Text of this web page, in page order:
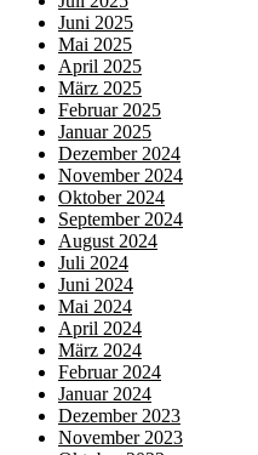
Juni 2025
Mai 2025
April 2025
März 2025
Februar 2025
Januar 2025
Dezember 2024
November 2024
Oktober 2024
September 2024
August 2024
Juli 2024
Juni 2024
Mai 2024
April 2024
März 2024
Februar 2024
Januar 2024
Dezember 2023
November 2023